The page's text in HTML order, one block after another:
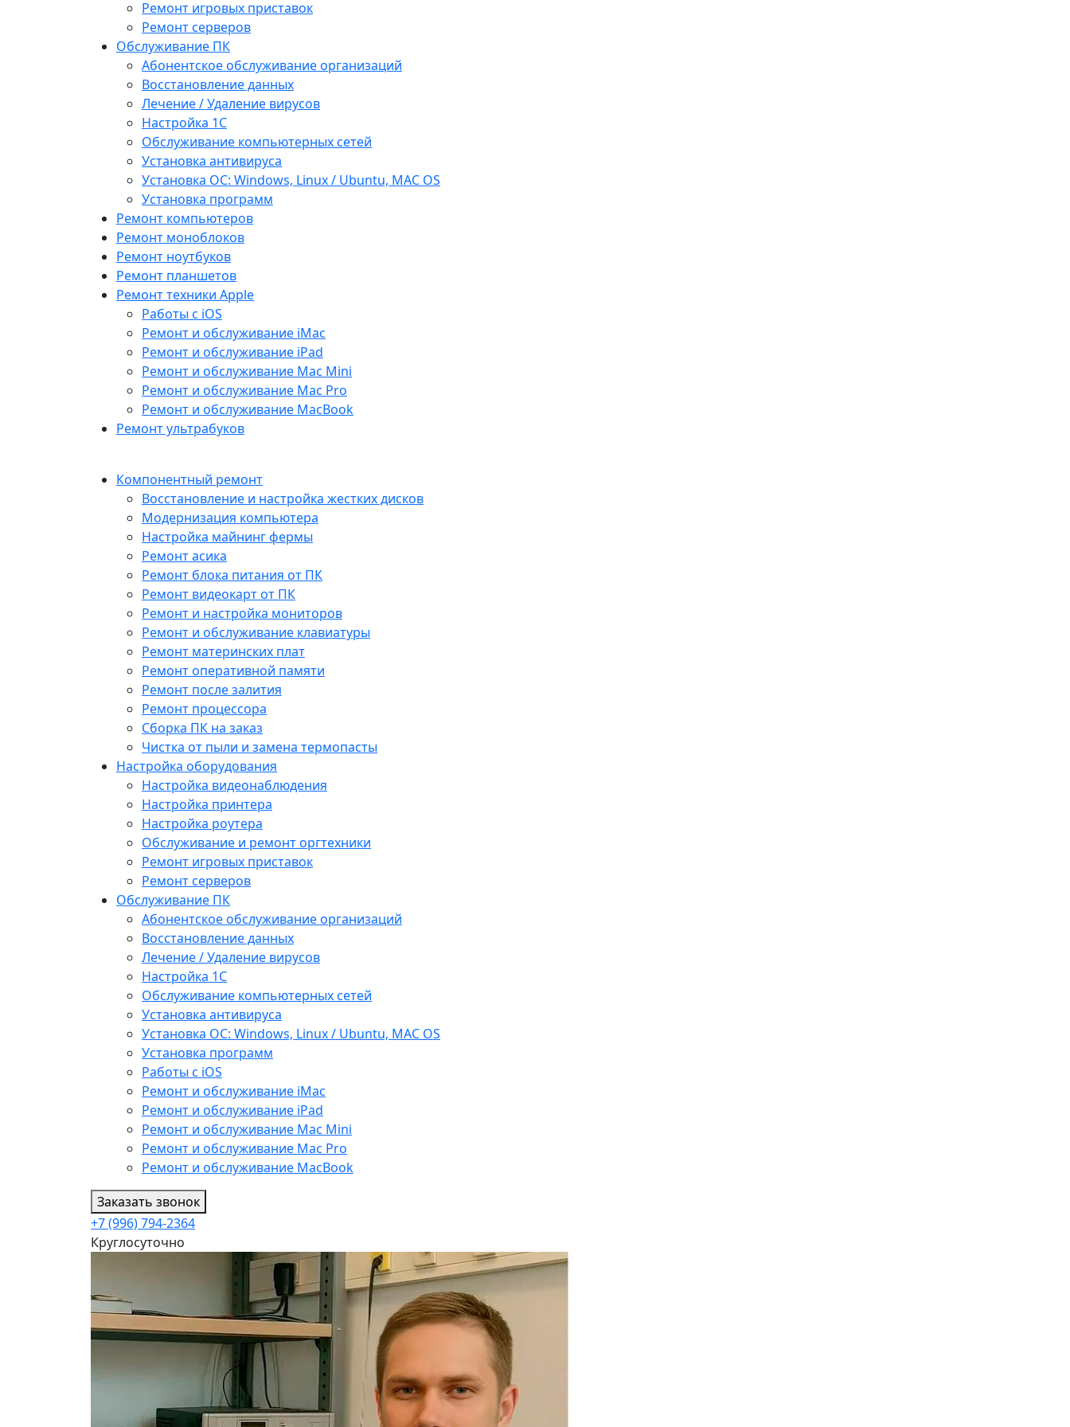
Ремонт игровых приставок
Ремонт серверов
Обслуживание ПК
Абонентское обслуживание организаций
Восстановление данных
Лечение / Удаление вирусов
Настройка 1С
Обслуживание компьютерных сетей
Установка антивируса
Установка ОС: Windows, Linux / Ubuntu, МАС OS
Установка программ
Ремонт компьютеров
Ремонт моноблоков
Ремонт ноутбуков
Ремонт планшетов
Ремонт техники Apple
Работы с iOS
Ремонт и обслуживание iMac
Ремонт и обслуживание iPad
Ремонт и обслуживание Mac Mini
Ремонт и обслуживание Mac Pro
Ремонт и обслуживание MacBook
Ремонт ультрабуков
Компонентный ремонт
Восстановление и настройка жестких дисков
Модернизация компьютера
Настройка майнинг фермы
Ремонт асика
Ремонт блока питания от ПК
Ремонт видеокарт от ПК
Ремонт и настройка мониторов
Ремонт и обслуживание клавиатуры
Ремонт материнских плат
Ремонт оперативной памяти
Ремонт после залития
Ремонт процессора
Сборка ПК на заказ
Чистка от пыли и замена термопасты
Настройка оборудования
Настройка видеонаблюдения
Настройка принтера
Настройка роутера
Обслуживание и ремонт оргтехники
Ремонт игровых приставок
Ремонт серверов
Обслуживание ПК
Абонентское обслуживание организаций
Восстановление данных
Лечение / Удаление вирусов
Настройка 1С
Обслуживание компьютерных сетей
Установка антивируса
Установка ОС: Windows, Linux / Ubuntu, МАС OS
Установка программ
Работы с iOS
Ремонт и обслуживание iMac
Ремонт и обслуживание iPad
Ремонт и обслуживание Mac Mini
Ремонт и обслуживание Mac Pro
Ремонт и обслуживание MacBook
Заказать звонок
+7 (996) 794-2364
Круглосуточно